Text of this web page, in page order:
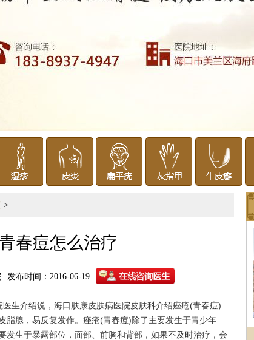
>
春痘怎么治疗
发布时间：2016-06-19
生介绍说，海口肤康皮肤病医院皮肤科介绍痤疮(青春痘)
脂腺，易反复发作。痤疮(青春痘)除了主要发生于青少年
发生于暴露部位，面部、前胸和背部，如果不及时治疗，会